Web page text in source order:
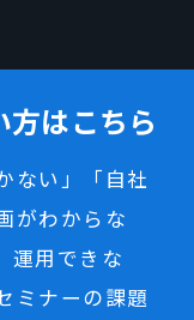
はこちら
ない」「自社
がわからな
運用できな
ミナーの課題